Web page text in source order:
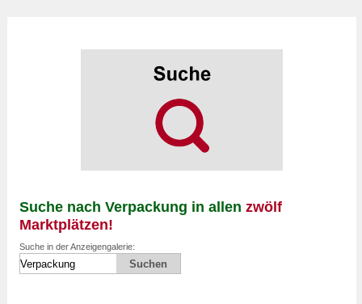
Suche nach Verpackung in allen zwölf
Marktplätzen!
Suche in der Anzeigengalerie: